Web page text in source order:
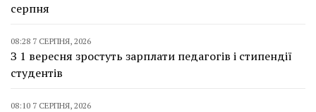
серпня
08:28 7 СЕРПНЯ, 2026
З 1 вересня зростуть зарплати педагогів і стипендії
студентів
08:10 7 СЕРПНЯ, 2026